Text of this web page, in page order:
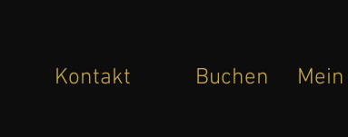
Kontakt Buchen